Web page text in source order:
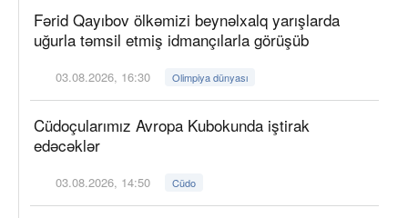
Fərid Qayıbov ölkəmizi beynəlxalq yarışlarda
uğurla təmsil etmiş idmançılarla görüşüb
03.08.2026, 16:30 Olimpiya dünyası
Cüdoçularımız Avropa Kubokunda iştirak
edəcəklər
03.08.2026, 14:50 Cüdo